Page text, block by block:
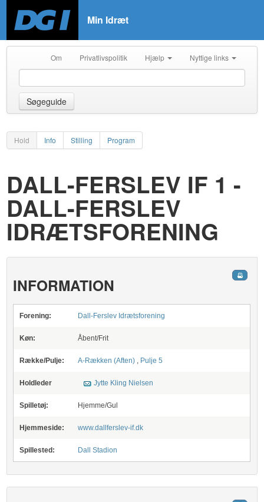
Min Idræt
Om Privatlivspolitik Hjælp Nyttige links
Søgeguide
Hold Info Stilling Program
DALL-FERSLEV IF 1 -
DALL-FERSLEV
IDRÆTSFORENING
INFORMATION
Forening: Dall-Ferslev Idrætsforening
Køn: Åbent/Frit
Række/Pulje: A-Rækken (Aften) , Pulje 5
Holdleder Jytte Kling Nielsen
Spilletøj: Hjemme/Gul
Hjemmeside: www.dallferslev-if.dk
Spillested: Dall Stadion